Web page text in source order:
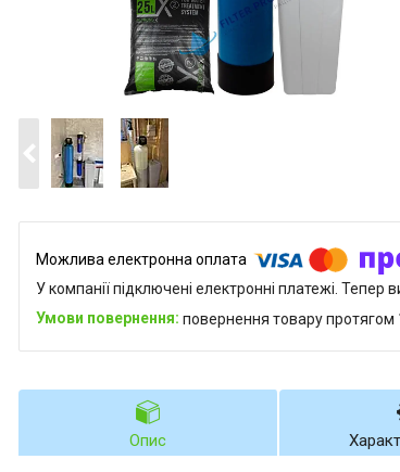
У компанії підключені електронні платежі.
повернення товару протягом
Опис